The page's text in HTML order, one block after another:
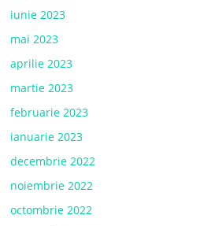
iunie 2023
mai 2023
aprilie 2023
martie 2023
februarie 2023
ianuarie 2023
decembrie 2022
noiembrie 2022
octombrie 2022